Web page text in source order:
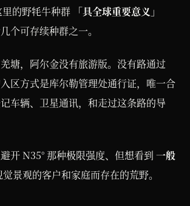
的野牦牛种群
「具全球重要意义」
可存续种群之一。
塘，阿尔金没有旅游版。没有路通过
区方式是库尔勒管理处通行证，唯一合
车辆、卫星通讯，和走过这条路的导
开 N35° 那种极限强度、但想看到 一般
觉景观的客户和家庭而存在的荒野。